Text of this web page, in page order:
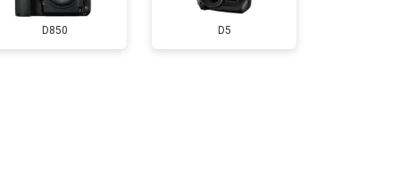
D850 D5